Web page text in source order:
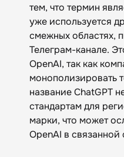
тем, что термин
уже используется
смежных областях,
Телеграм-канале.
OpenAI, так как
монополизировать
название ChatGPT
стандартам для
марки, что может
OpenAI в связанной